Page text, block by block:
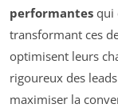
performantes qui
transformant ces
optimisent leurs
rigoureux des
maximiser la